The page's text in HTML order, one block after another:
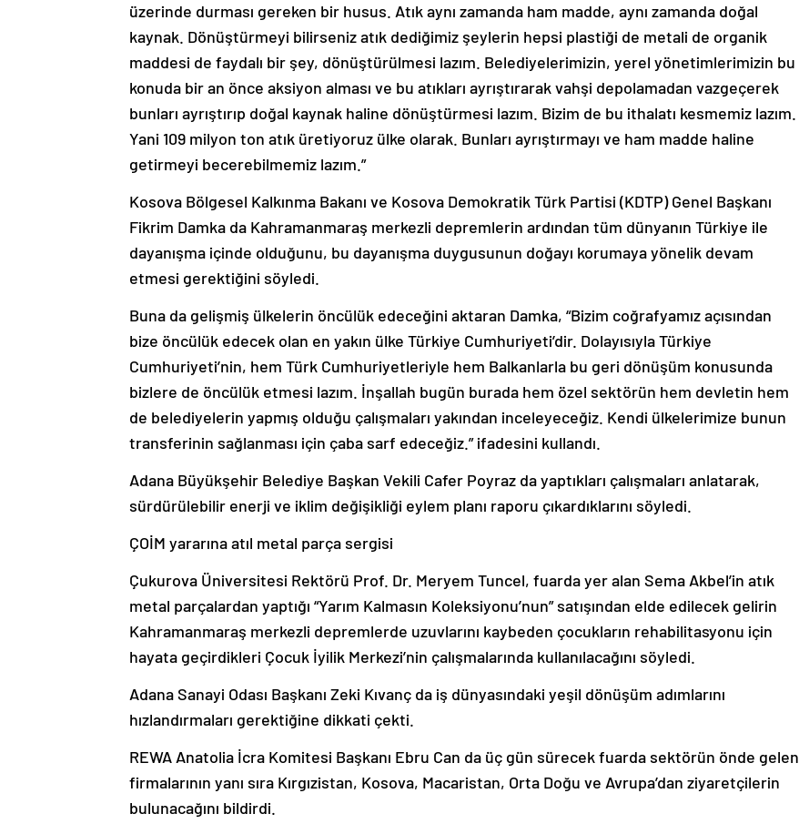
üzerinde durması gereken bir husus. Atık aynı zamanda ham madde, aynı zamanda doğal
kaynak. Dönüştürmeyi bilirseniz atık dediğimiz şeylerin hepsi plastiği de metali de organik
maddesi de faydalı bir şey, dönüştürülmesi lazım. Belediyelerimizin, yerel yönetimlerimizin bu
konuda bir an önce aksiyon alması ve bu atıkları ayrıştırarak vahşi depolamadan vazgeçerek
bunları ayrıştırıp doğal kaynak haline dönüştürmesi lazım. Bizim de bu ithalatı kesmemiz lazım.
Yani 109 milyon ton atık üretiyoruz ülke olarak. Bunları ayrıştırmayı ve ham madde haline
getirmeyi becerebilmemiz lazım.”
Kosova Bölgesel Kalkınma Bakanı ve Kosova Demokratik Türk Partisi (KDTP) Genel Başkanı
Fikrim Damka da Kahramanmaraş merkezli depremlerin ardından tüm dünyanın Türkiye ile
dayanışma içinde olduğunu, bu dayanışma duygusunun doğayı korumaya yönelik devam
etmesi gerektiğini söyledi.
Buna da gelişmiş ülkelerin öncülük edeceğini aktaran Damka, “Bizim coğrafyamız açısından
bize öncülük edecek olan en yakın ülke Türkiye Cumhuriyeti’dir. Dolayısıyla Türkiye
Cumhuriyeti’nin, hem Türk Cumhuriyetleriyle hem Balkanlarla bu geri dönüşüm konusunda
bizlere de öncülük etmesi lazım. İnşallah bugün burada hem özel sektörün hem devletin hem
de belediyelerin yapmış olduğu çalışmaları yakından inceleyeceğiz. Kendi ülkelerimize bunun
transferinin sağlanması için çaba sarf edeceğiz.” ifadesini kullandı.
Adana Büyükşehir Belediye Başkan Vekili Cafer Poyraz da yaptıkları çalışmaları anlatarak,
sürdürülebilir enerji ve iklim değişikliği eylem planı raporu çıkardıklarını söyledi.
ÇOİM yararına atıl metal parça sergisi
Çukurova Üniversitesi Rektörü Prof. Dr. Meryem Tuncel, fuarda yer alan Sema Akbel’in atık
metal parçalardan yaptığı “Yarım Kalmasın Koleksiyonu’nun” satışından elde edilecek gelirin
Kahramanmaraş merkezli depremlerde uzuvlarını kaybeden çocukların rehabilitasyonu için
hayata geçirdikleri Çocuk İyilik Merkezi’nin çalışmalarında kullanılacağını söyledi.
Adana Sanayi Odası Başkanı Zeki Kıvanç da iş dünyasındaki yeşil dönüşüm adımlarını
hızlandırmaları gerektiğine dikkati çekti.
REWA Anatolia İcra Komitesi Başkanı Ebru Can da üç gün sürecek fuarda sektörün önde gelen
firmalarının yanı sıra Kırgızistan, Kosova, Macaristan, Orta Doğu ve Avrupa’dan ziyaretçilerin
bulunacağını bildirdi.